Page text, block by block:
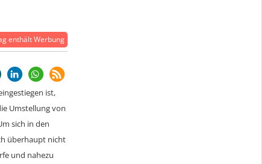
enthält Werbung
ist,
Umstellung von
sich in den
überhaupt nicht
und nahezu